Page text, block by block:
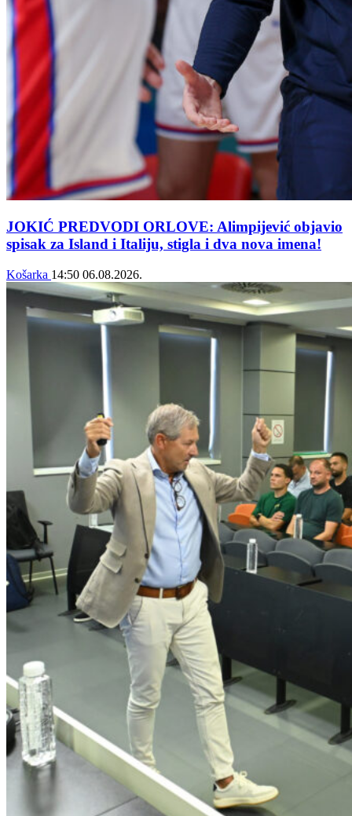
JOKIĆ PREDVODI ORLOVE: Alimpijević objavio
spisak za Island i Italiju, stigla i dva nova imena!
Košarka 14:50 06.08.2026.